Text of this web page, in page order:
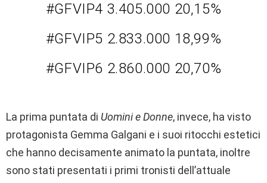
#GFVIP4 3.405.000 20,15%
#GFVIP5 2.833.000 18,99%
#GFVIP6 2.860.000 20,70%
La prima puntata di Uomini e Donne, invece, ha visto
protagonista Gemma Galgani e i suoi ritocchi estetici
che hanno decisamente animato la puntata, inoltre
sono stati presentati i primi tronisti dell’attuale